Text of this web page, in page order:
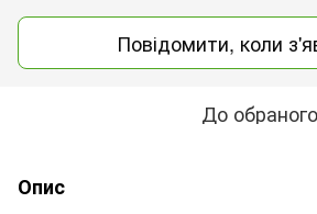
Повідомити, коли
До обраного
Опис